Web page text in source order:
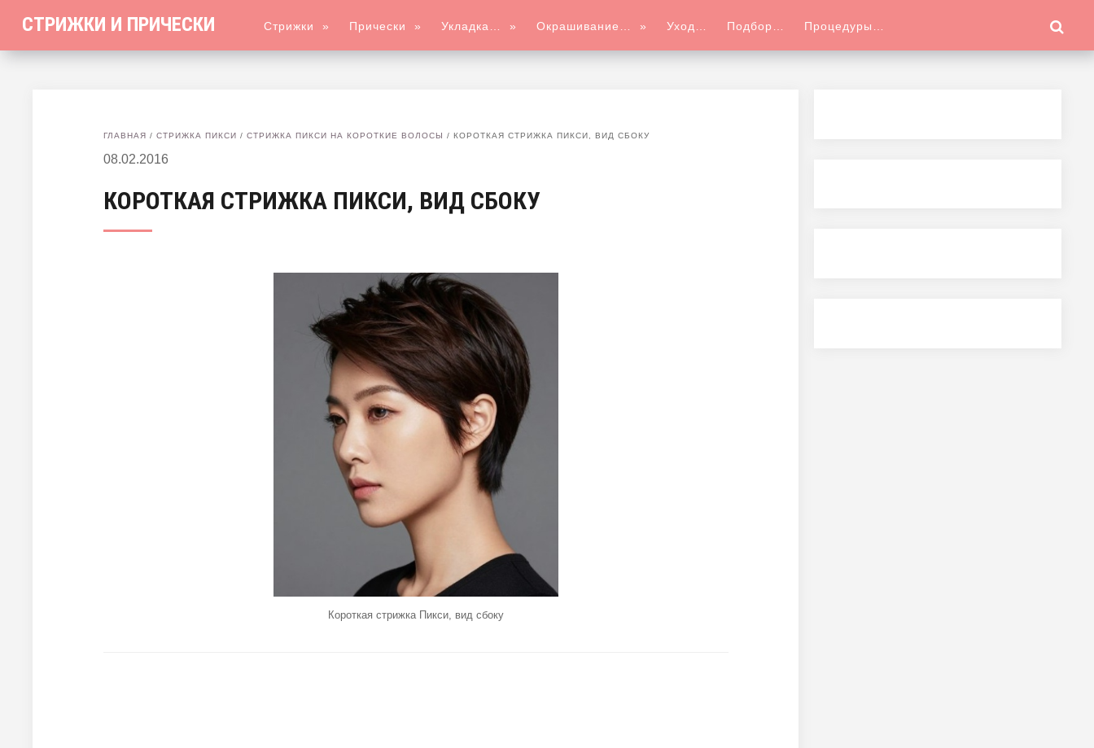
СТРИЖКИ И ПРИЧЕСКИ Стрижки » Прически » Укладка… » Окрашивание… » Уход… Подбор… Процедуры…
ГЛАВНАЯ / СТРИЖКА ПИКСИ / СТРИЖКА ПИКСИ НА КОРОТКИЕ ВОЛОСЫ / КОРОТКАЯ СТРИЖКА ПИКСИ, ВИД СБОКУ
08.02.2016
КОРОТКАЯ СТРИЖКА ПИКСИ, ВИД СБОКУ
Короткая стрижка Пикси, вид сбоку